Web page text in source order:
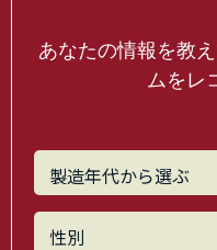
あなたの情報を教
ムをレ